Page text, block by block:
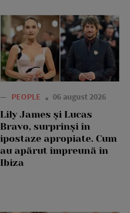
— PEOPLE 06 august 2026
Lily James și Lucas
Bravo, surprinși în
ipostaze apropiate. Cum
au apărut împreună în
Ibiza